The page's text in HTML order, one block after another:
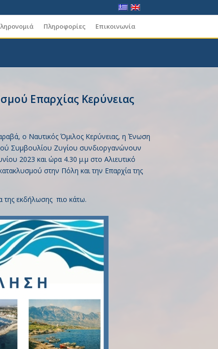
Πληροφορίες Επικοινωνία
Επαρχίας Κερύνειας
ο Ναυτικός Όμιλος Κερύνειας, η Ένωση
Συμβουλίου Ζυγίου συνδιοργανώνουν
2023 και ώρα 4.30 μ.μ στο Αλιευτικό
στην Πόλη και την Επαρχία της
της εκδήλωσης πιο κάτω.